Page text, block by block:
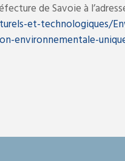
de Savoie à
et-technologiques/
environnementale-